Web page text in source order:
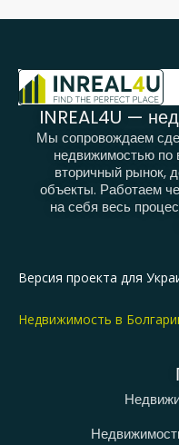
INREAL4U —
Мы сопровождаем
недвижимостью по
вторичный рынок,
объекты. Работаем
на себя весь
Версия проекта для
Недвижимость в